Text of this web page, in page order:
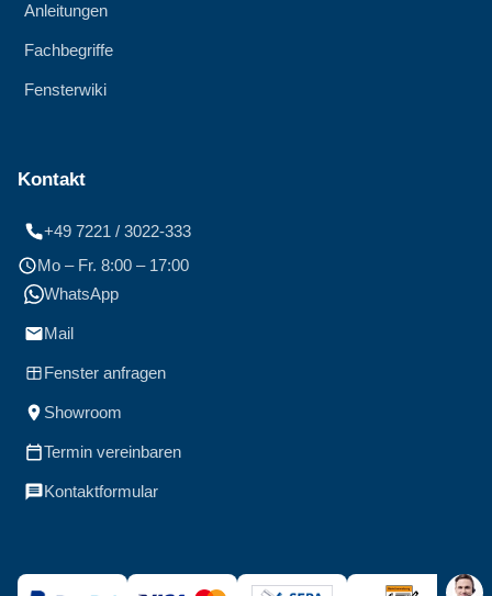
Anleitungen
Fachbegriffe
Fensterwiki
Kontakt
+49 7221 / 3022-333
Mo – Fr. 8:00 – 17:00
WhatsApp
Mail
Fenster anfragen
Showroom
Termin vereinbaren
Kontaktformular